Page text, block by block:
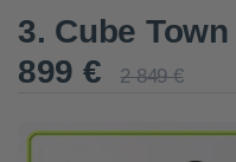
3. Cube
899 €
2 849 €